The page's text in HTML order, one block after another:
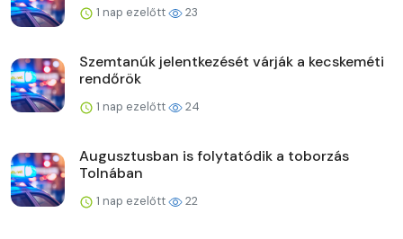
1 nap ezelőtt 23
Szemtanúk jelentkezését várják a kecskeméti
rendőrök
1 nap ezelőtt 24
Augusztusban is folytatódik a toborzás
Tolnában
1 nap ezelőtt 22